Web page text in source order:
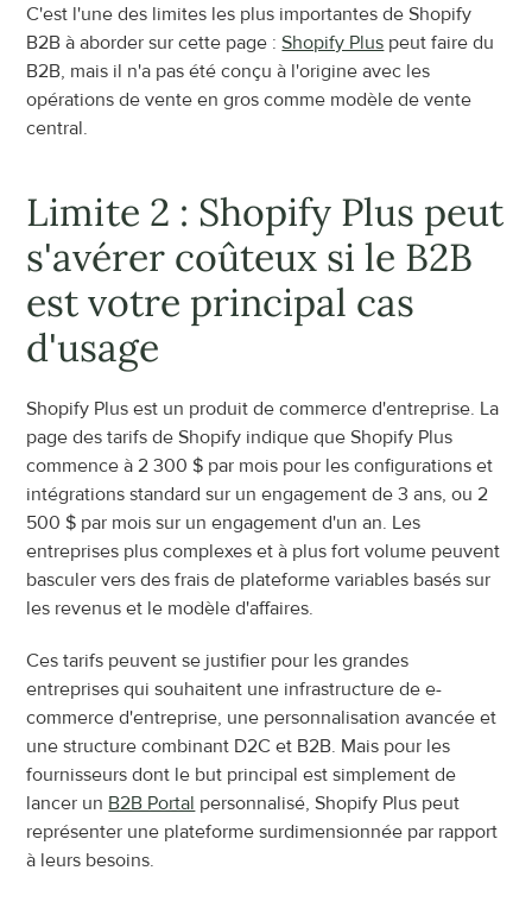
C'est l'une des limites les plus importantes de Shopify
B2B à aborder sur cette page : Shopify Plus peut faire du
B2B, mais il n'a pas été conçu à l'origine avec les
opérations de vente en gros comme modèle de vente
central.
Limite 2 : Shopify Plus peut
s'avérer coûteux si le B2B
est votre principal cas
d'usage
Shopify Plus est un produit de commerce d'entreprise. La
page des tarifs de Shopify indique que Shopify Plus
commence à 2 300 $ par mois pour les configurations et
intégrations standard sur un engagement de 3 ans, ou 2
500 $ par mois sur un engagement d'un an. Les
entreprises plus complexes et à plus fort volume peuvent
basculer vers des frais de plateforme variables basés sur
les revenus et le modèle d'affaires.
Ces tarifs peuvent se justifier pour les grandes
entreprises qui souhaitent une infrastructure de e-
commerce d'entreprise, une personnalisation avancée et
une structure combinant D2C et B2B. Mais pour les
fournisseurs dont le but principal est simplement de
lancer un B2B Portal personnalisé, Shopify Plus peut
représenter une plateforme surdimensionnée par rapport
à leurs besoins.